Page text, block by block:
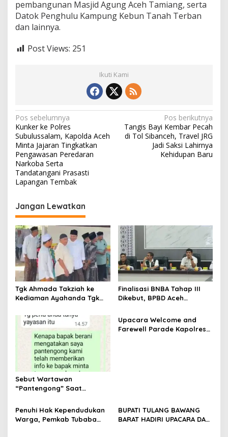
pembangunan Masjid Agung Aceh Tamiang, serta
Datok Penghulu Kampung Kebun Tanah Terban
dan lainnya.
Post Views: 251
Ikuti Kami
N
a
v
i
g
a
s
i
p
o
s
Pos sebelumnya
Kunker ke Polres
Subulussalam, Kapolda Aceh
Minta Jajaran Tingkatkan
Pengawasan Peredaran
Narkoba Serta
Tandatangani Prasasti
Lapangan Tembak
Pos berikutnya
Tangis Bayi Kembar Pecah
di Tol Sibanceh, Travel JRG
Jadi Saksi Lahirnya
Kehidupan Baru
Jangan Lewatkan
Tgk Ahmada Takziah ke
Kediaman Ayahanda Tgk
Finalisasi BNBA Tahap III
Dikebut, BPBD Aceh
Penghulu untuk Vervali
Stimulan Rumah
Sebut Wartawan
“Pantengong” Saat
Diduga Langgar Hukum &
Etika, DPR‑Provinsi,
Gubernur dan PLLDA
Upacara Welcome and
Farewell Parade Kapolres
Penuhi Hak Kependudukan
Warga, Pemkab Tubaba
BUPATI TULANG BAWANG
BARAT HADIRI UPACARA DAN